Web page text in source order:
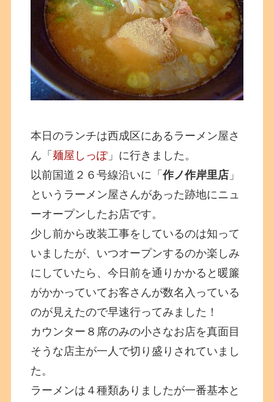
本日のランチは西成区にあるラーメン屋さ
ん「麺屋しっぽ」に行きました。
以前国道２６号線沿いに「作ノ作岸里店 」
というラーメン屋さんがあった跡地にニュ
ーオープンしたお店です。
少し前から改装工事をしているのは知って
いましたが、いつオープンするのか楽しみ
にしていたら、今日前を通りかかると暖簾
がかかっていてお客さんが数名入っている
のが見えたので早速行ってみました！
カウンター８席のみの小さなお店を真面目
そうな店主が一人で切り盛りされていまし
た。
ラーメンは４種類ありましたが一番基本と